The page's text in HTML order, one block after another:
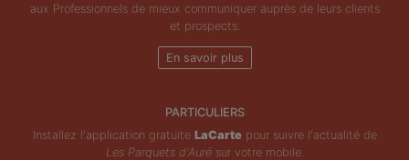
aux Professionnels de mieux communiquer auprès de leurs clients
et prospects.
En savoir plus
PARTICULIERS
Installez l'application gratuite LaCartepour suivre l'actualité de
Les Parquets d'Aurésur votre mobile.